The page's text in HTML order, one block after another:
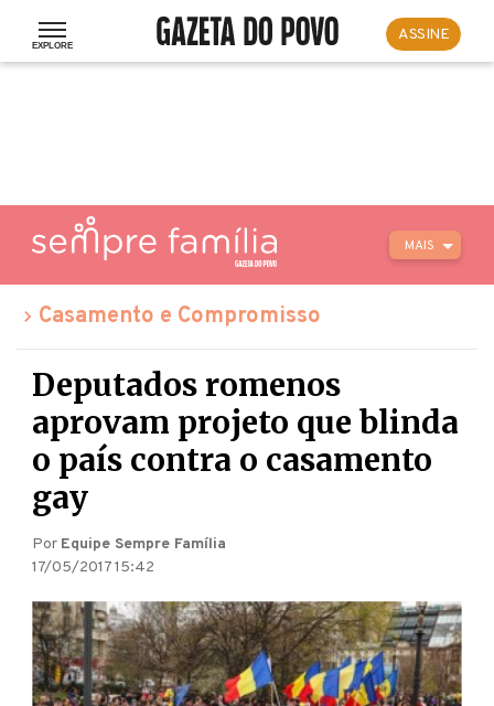
ASSINE
MAIS
Casamento e Compromisso
Deputados romenos
aprovam projeto que blinda
o país contra o casamento
gay
Por Equipe Sempre Família
17/05/2017 15:42